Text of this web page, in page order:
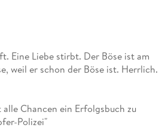
Eine Liebe stirbt. Der Böse ist am
weil er schon der Böse ist. Herrlich.
alle Chancen ein Erfolgsbuch zu
Polizei"